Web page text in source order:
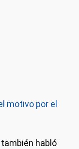
motivo por el
también habló